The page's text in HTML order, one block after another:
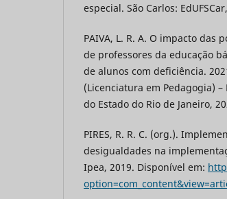
especial. São Carlos:
PAIVA, L. R. A. O impacto
de professores da educação
de alunos com deficiência.
(Licenciatura em Pedagogia)
do Estado do Rio de Janeiro,
PIRES, R. R. C. (org.).
desigualdades na
Ipea, 2019. Disponível em: